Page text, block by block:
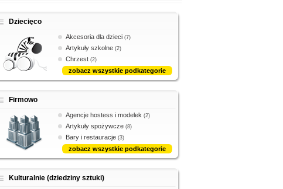
Dziecięco
Akcesoria dla dzieci (7)
Artykuły szkolne (2)
Chrzest (2)
zobacz wszystkie podkategorie
Firmowo
Agencje hostess i modelek (2)
Artykuły spożywcze (8)
Bary i restauracje (3)
zobacz wszystkie podkategorie
Kulturalnie (dziedziny sztuki)